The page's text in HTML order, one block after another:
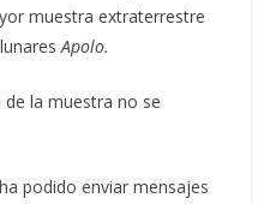
muestra extraterrestre
Apolo.
la muestra no se
podido enviar mensajes